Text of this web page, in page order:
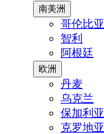
南美洲
哥伦比亚
智利
阿根廷
欧洲
丹麦
乌克兰
保加利亚
克罗地亚